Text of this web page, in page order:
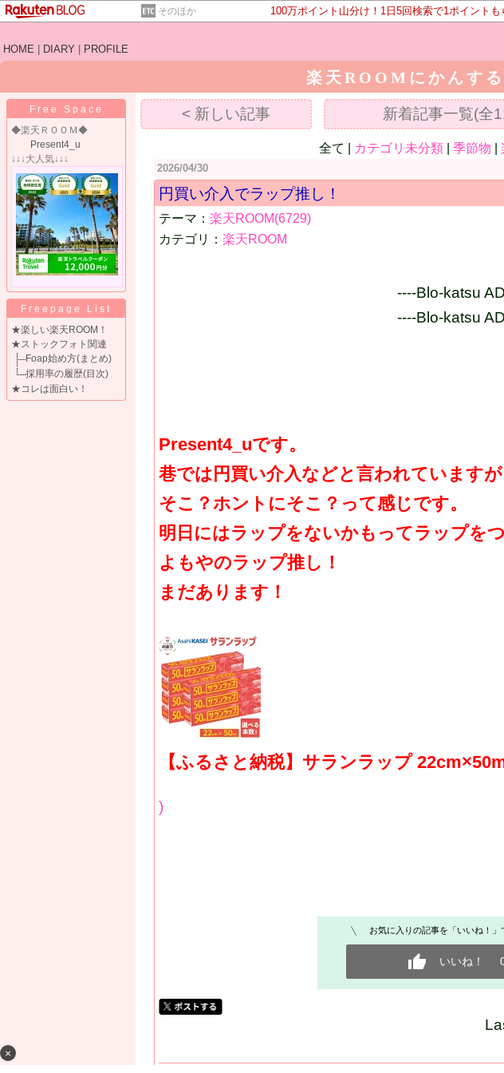
そのほか 100万ポイント山分け！1日5回検索で1ポイントも
HOME
DIARY PROFILE
楽天ROOMにかんす
Free Space
◆楽天ＲＯＯＭ◆
Present4_u
↓↓↓大人気↓↓↓
Freepage List
★楽しい楽天ROOM！
★ストックフォト関連
Foap始め方(まとめ)
採用率の履歴(目次)
★コレは面白い！
< 新しい記事 新着記事一覧(全
全て | カテゴリ未分類| 季節物
2026/04/30
円買い介入でラップ推し！
テーマ： 楽天ROOM(6729)
カテゴリ： 楽天ROOM
----Blo-katsu
----Blo-katsu
Present4_uです。
巷では円買い介入などと言われていますが
そこ？ホントにそこ？って感じです。
明日にはラップをないかもってラップを
よもやのラップ推し！
まだあります！
【ふるさと納税】サランラップ
)
お気に入りの記事を「いいね！」
いいね！
×